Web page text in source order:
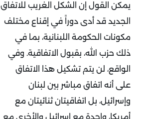
يمكن القول إن الشكل الغريب للاتفاق
الجديد قد أدى دوراً في إقناع مختلف
مكونات الحكومة اللبنانية، بما في
ذلك حزب الله، بقبول الاتفاقية. وفي
الواقع، لن يتم تشكيل هذا الاتفاق
على أنه اتفاق مباشر بين لبنان
وإسرائيل، بل اتفاقيتان ثنائيتان مع
أمريكا، واحدة مع إسرائيل والأخرى مع